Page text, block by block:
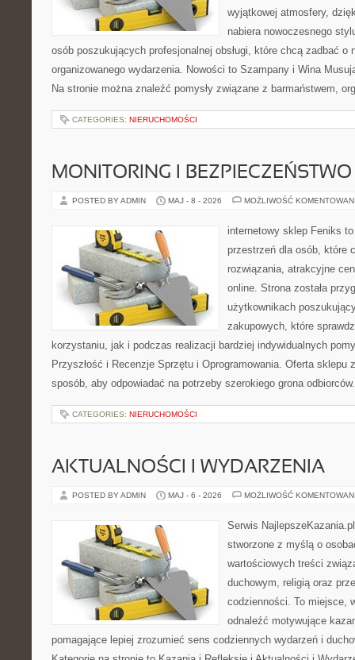
wyjątkowej atmosfery,
nabiera nowoczesnego
osób poszukujących profesjonalnej obsługi, które chcą zadbać o
organizowanego wydarzenia. Nowości to Szampany i Wina
Na stronie można znaleźć pomysły związane z barmaństwem,
CATEGORIES: NIERUCHOMOŚCI
MONITORING I
POSTED BY ADMIN MAJ - 8 - 2026 MOŻLIWOŚĆ
internetowy sklep Feniks
przestrzeń dla osób, które
rozwiązania, atrakcyjne
online. Strona została
użytkownikach
zakupowych, które
korzystaniu, jak i podczas realizacji bardziej indywidualnych
Przyszłość i Recenzje Sprzętu i Oprogramowania. Oferta sklepu
sposób, aby odpowiadać na potrzeby szerokiego grona
CATEGORIES: NIERUCHOMOŚCI
AKTUALNOŚCI I WYDARZENIA
POSTED BY ADMIN MAJ - 6 - 2026 MOŻLIWOŚĆ
Serwis
stworzone z myślą o
wartościowych treści
duchowym, religią oraz
codzienności. To miejsce,
odnaleźć motywujące
pomagające lepiej zrozumieć sens codziennych wydarzeń i